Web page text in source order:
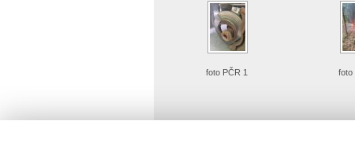
foto PČR 1 foto